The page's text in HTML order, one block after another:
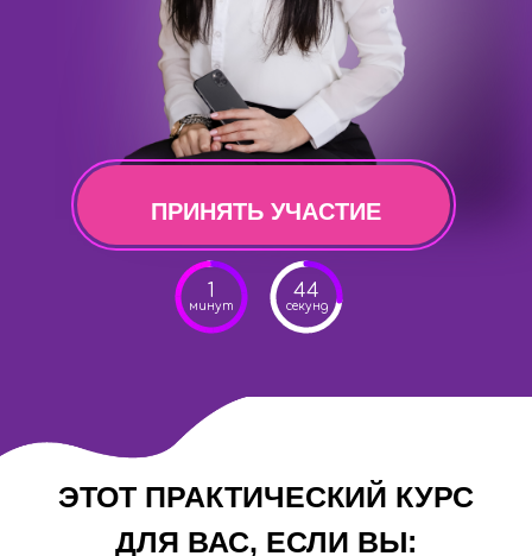
1
минут
43
секунд
ПРИНЯТЬ УЧАСТИЕ
ЭТОТ ПРАКТИЧЕСКИЙ КУРС
ДЛЯ ВАС, ЕСЛИ ВЫ: